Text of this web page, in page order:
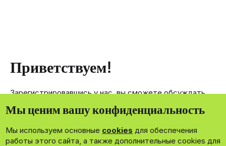
Приветствуем!
Зарегистрировавшись у нас, вы сможете обсуждать,
членам нашего сообщества.
Зарегистрироваться сейчас!
Мы ценим вашу конфиденциальность
Мы используем основные cookies для обеспечения
работы этого сайта, а также дополнительные cookies для